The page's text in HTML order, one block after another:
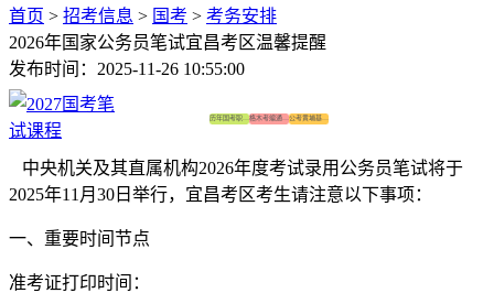
首页 > 招考信息 > 国考 > 考务安排
2026年国家公务员笔试宜昌考区温馨提醒
发布时间：2025-11-26 10:55:00
历年国考职位表 格木考编通关营 公考黄埔基地营
中央机关及其直属机构2026年度考试录用公务员笔试将于
2025年11月30日举行，宜昌考区考生请注意以下事项：
一、重要时间节点
准考证打印时间：